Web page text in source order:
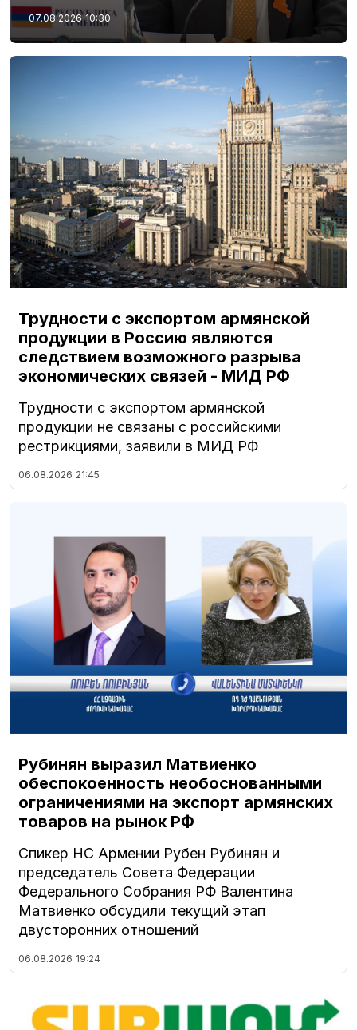
07.08.2026 10:30
Трудности с экспортом армянской
продукции в Россию являются
следствием возможного разрыва
экономических связей - МИД РФ
Трудности с экспортом армянской
продукции не связаны с российскими
рестрикциями, заявили в МИД РФ
06.08.2026 21:45
Рубинян выразил Матвиенко
обеспокоенность необоснованными
ограничениями на экспорт армянских
товаров на рынок РФ
Спикер НС Армении Рубен Рубинян и
председатель Совета Федерации
Федерального Собрания РФ Валентина
Матвиенко обсудили текущий этап
двусторонних отношений
06.08.2026 19:24